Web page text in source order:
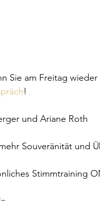
Sie am Freitag
!
und Ariane Roth
Souveränität und
Stimmtraining